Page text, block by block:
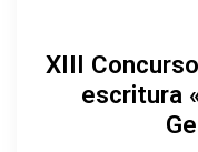
XIII
escritura